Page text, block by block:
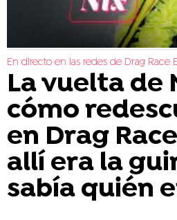
En directo en las redes de Drag Race
La vuelta de
cómo
en Drag
allí era la
sabía quién